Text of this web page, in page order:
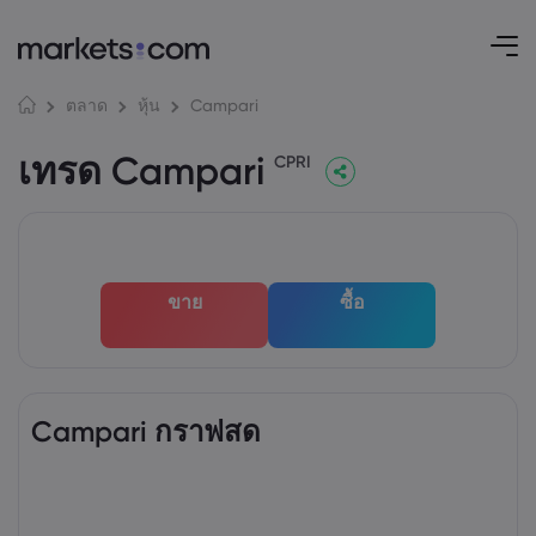
ตลาด หุ้น Campari
เทรด Campari CPRI
ขาย ซื้อ
Campari กราฟสด